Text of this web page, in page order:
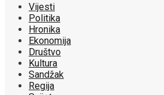
Vijesti
Politika
Hronika
Ekonomija
Društvo
Kultura
Sandžak
Regija